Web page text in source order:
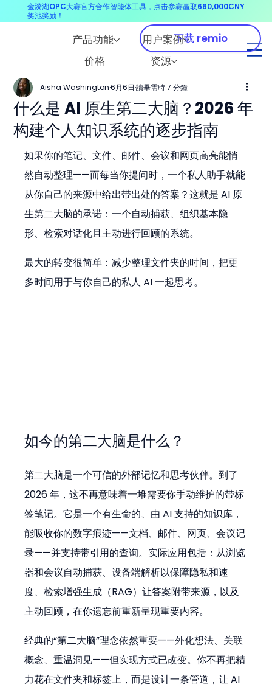
产品功能
用户案例
价格
资源
下载 remio
什么是 AI 原生第二大脑？2026 年
构建个人知识系统的逐步指南
Aisha Washington 6月6日 讀畢需時 7 分鐘
如果你的笔记、文件、邮件、会议和网页高亮能悄
然自动整理——而每当你提问时，一个私人助手就能
从你自己的来源中给出带出处的答案？这就是 AI 原
生第二大脑的承诺：一个自动捕获、组织基本隐
形、检索对话化且主动进行回顾的系统。
最大的转变很简单：减少整理文件夹的时间，把更
多时间用于与你自己的私人 AI 一起思考。
如今的第二大脑是什么？
第二大脑是一个可信的外部记忆和思考伙伴。到了
2026 年，这不再意味着一堆需要你手动维护的带标
签笔记。它是一个有生命的、由 AI 支持的知识库，
能吸收你的数字痕迹——文档、邮件、网页、会议记
录——并支持带引用的查询。实际应用包括：从浏览
器和会议自动捕获、设备端解析以保障隐私和速
度、检索增强生成（RAG）让答案附带来源，以及
主动回顾，在你遗忘前重新呈现重要内容。
经典的“第二大脑”理念依然重要——外化想法、关联
概念、重温洞见——但实现方式已改变。你不再把精
力花在文件夹和标签上，而是设计一条管道，让 AI
金漪湖OPC大赛官方合作智能体工具，点击参赛赢取660,000CNY
奖池奖励！